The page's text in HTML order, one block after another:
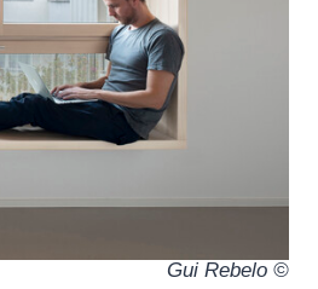
© Gui Rebelo